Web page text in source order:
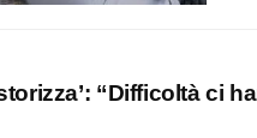
“Difficoltà ci